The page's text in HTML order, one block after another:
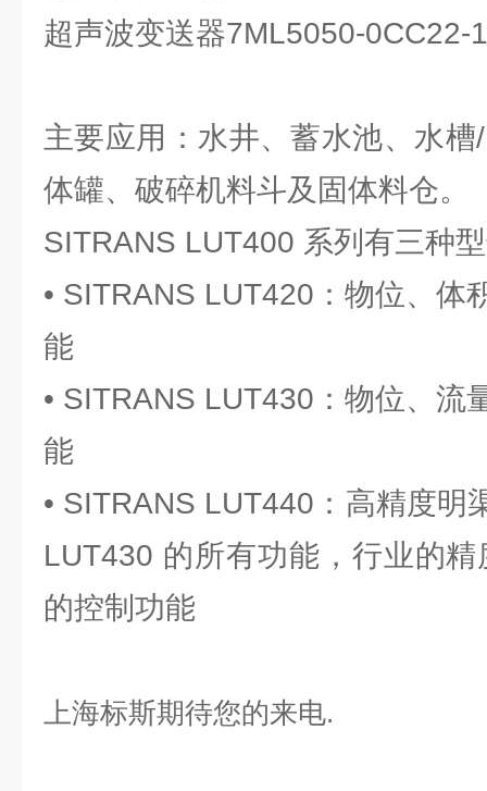
超声波变送器7ML5050-0CC22-
主要应用：水井、蓄水池、水
体罐、破碎机料斗及固体料仓。
SITRANS LUT400 系列有三种
• SITRANS LUT420：物位、体
能
• SITRANS LUT430：物位、流
能
• SITRANS LUT440：高精度明
LUT430 的所有功能，行业的
的控制功能
上海标斯期待您的来电.